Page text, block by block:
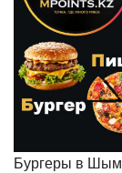
Бургеры в